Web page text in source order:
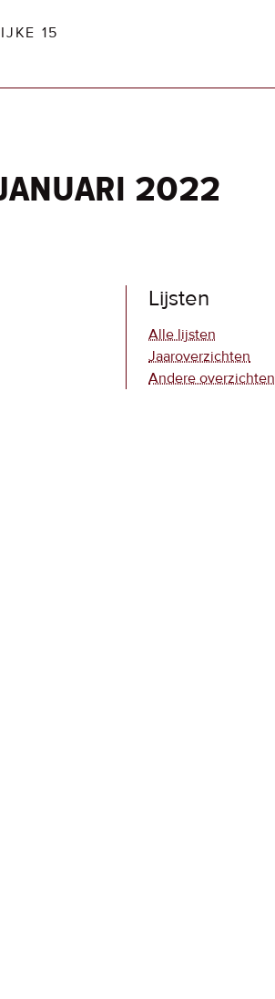
15
2022
Lijsten
Alle lijsten
Jaaroverzichten
Andere overzichten